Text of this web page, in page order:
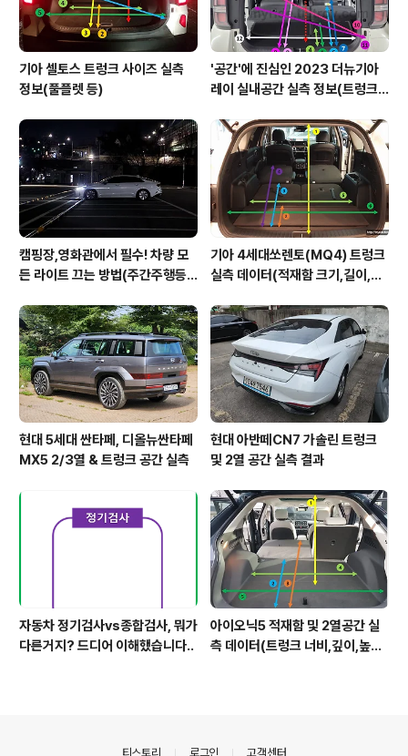
기아 셀토스 트렁크 사이즈 실측
정보(풀플렛 등)
'공간'에 진심인 2023 더뉴기아
레이 실내공간 실측 정보(트렁크,
캠핑장,영화관에서 필수! 차량 모
든 라이트 끄는 방법(주간주행등D
기아 4세대쏘렌토(MQ4) 트렁크
실측 데이터(적재함 크기,길이,높
현대 5세대 싼타페, 디올뉴싼타페
MX5 2/3열 & 트렁크 공간 실측
현대 아반떼CN7 가솔린 트렁크
및 2열 공간 실측 결과
자동차 정기검사vs종합검사, 뭐가
다른거지? 드디어 이해했습니다..
아이오닉5 적재함 및 2열공간 실
측 데이터(트렁크 너비,깊이,높이,
티스토리 로그인 고객센터